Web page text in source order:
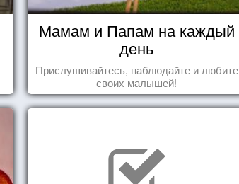
Мамам и Папам на каждый
день
Прислушивайтесь, наблюдайте и любите
своих малышей!